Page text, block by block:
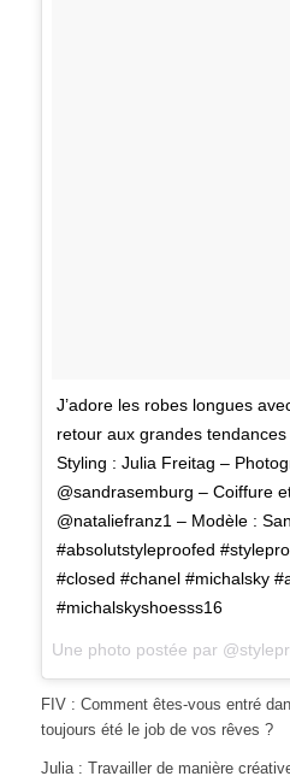
J’adore les robes longues
retour aux grandes
Styling : Julia Freitag –
@sandrasemburg – Coiffure
@nataliefranz1 – Modèle :
#absolutstyleproofed
#closed #chanel #michalsky
#michalskyshoesss16
Une photo postée par
FIV : Comment êtes-vous entré
toujours été le job de vos rêves ?
Julia : Travailler de manière